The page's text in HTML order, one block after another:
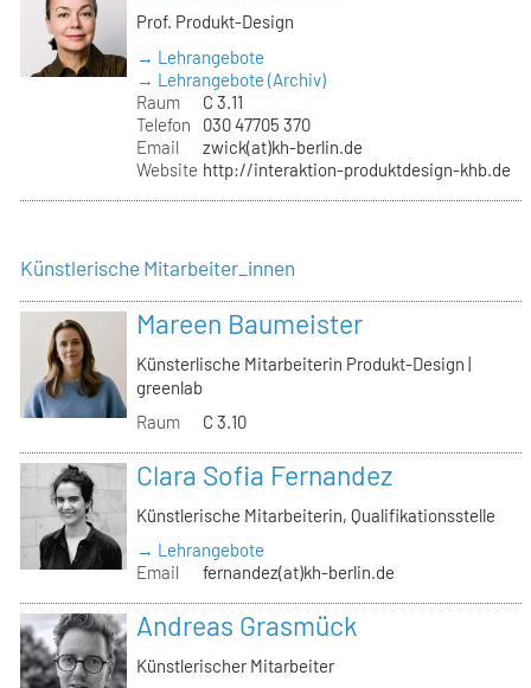
Prof. Produkt-Design
→ Lehrangebote
→ Lehrangebote (Archiv)
Raum
C 3.11
Telefon
030 47705 370
Email
zwick(at)kh-berlin.de
Website http://interaktion-produktdesign-khb.de
Künstlerische Mitarbeiter_innen
Mareen Baumeister
Künsterlische Mitarbeiterin Produkt-Design |
greenlab
Raum
C 3.10
Clara Sofia Fernandez
Künstlerische Mitarbeiterin, Qualifikationsstelle
→ Lehrangebote
Email
fernandez(at)kh-berlin.de
Andreas Grasmück
Künstlerischer Mitarbeiter